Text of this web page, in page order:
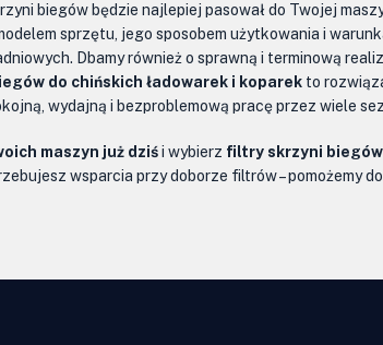
biegów będzie najlepiej pasował do Twojej
sprzętu, jego sposobem użytkowania i
Dbamy również o sprawną i terminową
do chińskich ładowarek i koparek to
wydajną i bezproblemową pracę przez wiele
maszyn już dziśi wybierz filtry skrzyni biegów
wsparcia przy doborze filtrów – pomożemy